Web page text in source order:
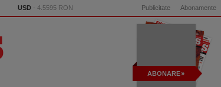
USD - 4.5595 RON Publicitate Abonamente
ABONARE